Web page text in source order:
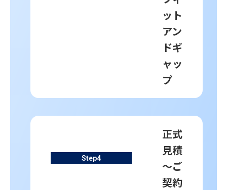
ット
アン
ドギ
ャッ
プ
Step4
正式
見積
～ご
契約